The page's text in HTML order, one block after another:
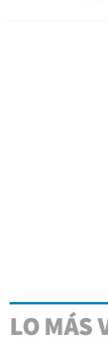
LO MÁS